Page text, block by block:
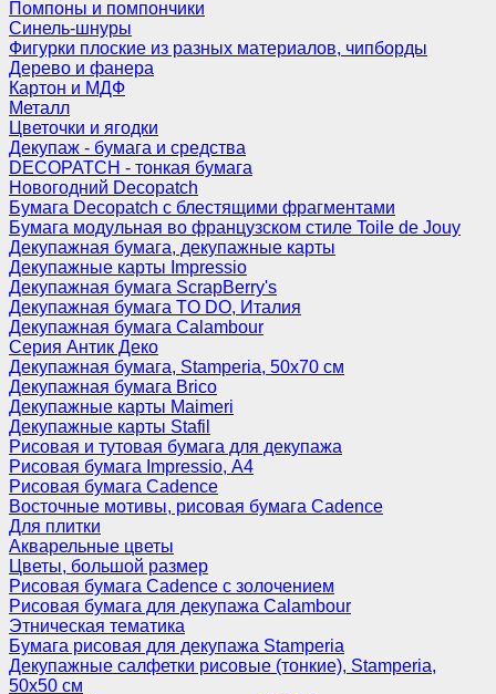
Помпоны и помпончики
Синель-шнуры
Фигурки плоские из разных материалов, чипборды
Дерево и фанера
Картон и МДФ
Металл
Цветочки и ягодки
Декупаж - бумага и средства
DECOPATCH - тонкая бумага
Новогодний Decopatch
Бумага Decopatch с блестящими фрагментами
Бумага модульная во французском стиле Toile de Jouy
Декупажная бумага, декупажные карты
Декупажные карты Impressio
Декупажная бумага ScrapBerry's
Декупажная бумага TO DO, Италия
Декупажная бумага Calambour
Серия Антик Деко
Декупажная бумага, Stamperia, 50х70 см
Декупажная бумага Brico
Декупажные карты Maimeri
Декупажные карты Stafil
Рисовая и тутовая бумага для декупажа
Рисовая бумага Impressio, А4
Рисовая бумага Cadence
Восточные мотивы, рисовая бумага Cadence
Для плитки
Акварельные цветы
Цветы, большой размер
Рисовая бумага Cadence c золочением
Рисовая бумага для декупажа Calambour
Этническая тематика
Бумага рисовая для декупажа Stamperia
Декупажные салфетки рисовые (тонкие), Stamperia,
50х50 см